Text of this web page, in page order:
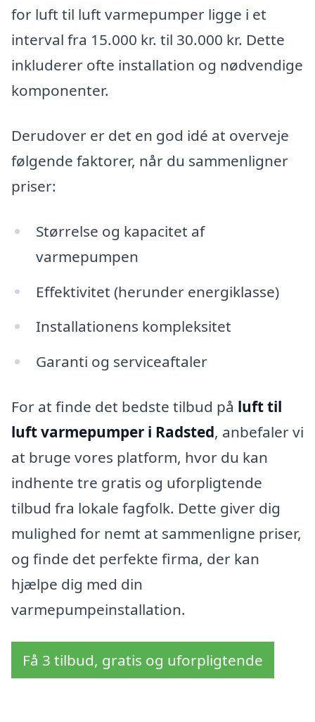
for luft til luft varmepumper ligge i et
interval fra 15.000 kr. til 30.000 kr. Dette
inkluderer ofte installation og nødvendige
komponenter.
Derudover er det en god idé at overveje
følgende faktorer, når du sammenligner
priser:
Størrelse og kapacitet af
varmepumpen
Effektivitet (herunder energiklasse)
Installationens kompleksitet
Garanti og serviceaftaler
For at finde det bedste tilbud på luft til
luft varmepumper i Radsted, anbefaler vi
at bruge vores platform, hvor du kan
indhente tre gratis og uforpligtende
tilbud fra lokale fagfolk. Dette giver dig
mulighed for nemt at sammenligne priser,
og finde det perfekte firma, der kan
hjælpe dig med din
varmepumpeinstallation.
Få 3 tilbud, gratis og uforpligtende